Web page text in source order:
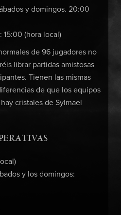
y domingos. 20:00
15:00 (hora local)
de 96 jugadores no
librar partidas amistosas
Tienen las mismas
de que los equipos
cristales de Sylmael
y los domingos: